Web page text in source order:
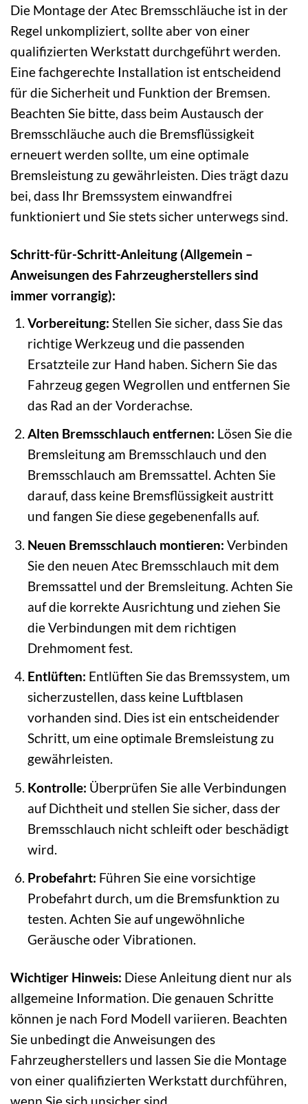
Die Montage der Atec Bremsschläuche ist in der
Regel unkompliziert, sollte aber von einer
qualifizierten Werkstatt durchgeführt werden.
Eine fachgerechte Installation ist entscheidend
für die Sicherheit und Funktion der Bremsen.
Beachten Sie bitte, dass beim Austausch der
Bremsschläuche auch die Bremsflüssigkeit
erneuert werden sollte, um eine optimale
Bremsleistung zu gewährleisten. Dies trägt dazu
bei, dass Ihr Bremssystem einwandfrei
funktioniert und Sie stets sicher unterwegs sind.
Schritt-für-Schritt-Anleitung (Allgemein –
Anweisungen des Fahrzeugherstellers sind
immer vorrangig):
Vorbereitung: Stellen Sie sicher, dass Sie das
richtige Werkzeug und die passenden
Ersatzteile zur Hand haben. Sichern Sie das
Fahrzeug gegen Wegrollen und entfernen Sie
das Rad an der Vorderachse.
Alten Bremsschlauch entfernen: Lösen Sie die
Bremsleitung am Bremsschlauch und den
Bremsschlauch am Bremssattel. Achten Sie
darauf, dass keine Bremsflüssigkeit austritt
und fangen Sie diese gegebenenfalls auf.
Neuen Bremsschlauch montieren: Verbinden
Sie den neuen Atec Bremsschlauch mit dem
Bremssattel und der Bremsleitung. Achten Sie
auf die korrekte Ausrichtung und ziehen Sie
die Verbindungen mit dem richtigen
Drehmoment fest.
Entlüften: Entlüften Sie das Bremssystem, um
sicherzustellen, dass keine Luftblasen
vorhanden sind. Dies ist ein entscheidender
Schritt, um eine optimale Bremsleistung zu
gewährleisten.
Kontrolle: Überprüfen Sie alle Verbindungen
auf Dichtheit und stellen Sie sicher, dass der
Bremsschlauch nicht schleift oder beschädigt
wird.
Probefahrt: Führen Sie eine vorsichtige
Probefahrt durch, um die Bremsfunktion zu
testen. Achten Sie auf ungewöhnliche
Geräusche oder Vibrationen.
Wichtiger Hinweis: Diese Anleitung dient nur als
allgemeine Information. Die genauen Schritte
können je nach Ford Modell variieren. Beachten
Sie unbedingt die Anweisungen des
Fahrzeugherstellers und lassen Sie die Montage
von einer qualifizierten Werkstatt durchführen,